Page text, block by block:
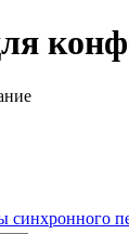
синхронного